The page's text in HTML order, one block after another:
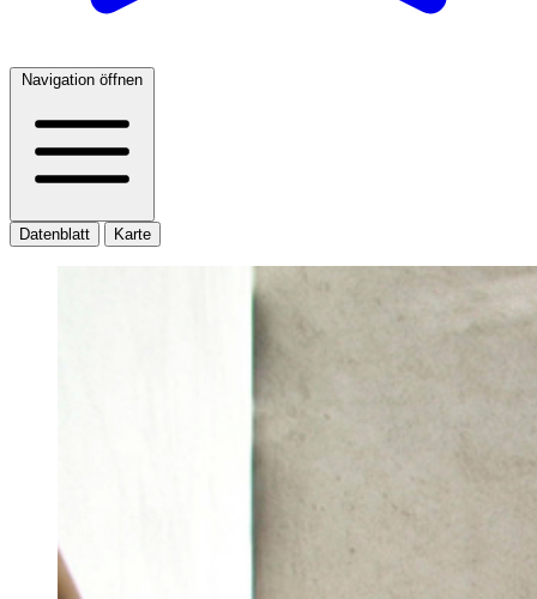
Navigation öffnen
Datenblatt Karte